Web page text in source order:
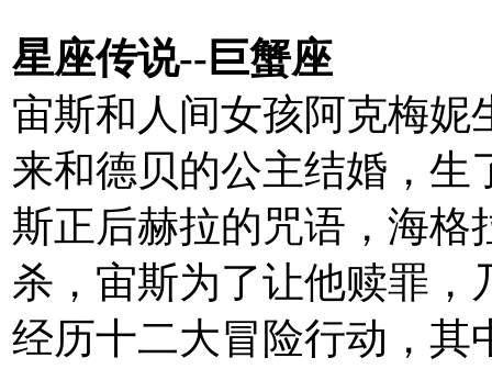
星座传说--巨蟹座
宙斯和人间女孩阿克梅妮
来和德贝的公主结婚，生
斯正后赫拉的咒语，海格
杀，宙斯为了让他赎罪，
经历十二大冒险行动，其